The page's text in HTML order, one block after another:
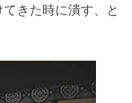
きた時に潰す、と